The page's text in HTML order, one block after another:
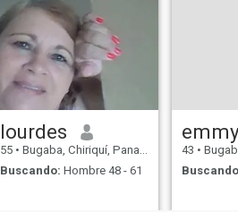
lourdes
55 • Bugaba, Chiriquí, Panamá
Buscando: Hombre 48 - 61
43 •